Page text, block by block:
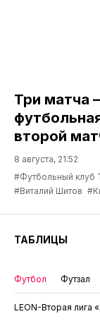
Три матча
второй
8 августа, 21:52
#Футбольный клуб
#Виталий Шитов
ТАБЛИЦЫ
Футбол Футзал
LEON-Вторая лига